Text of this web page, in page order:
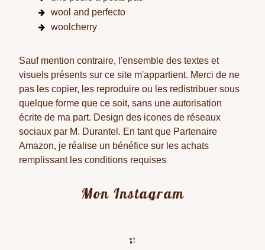
wool and perfecto
woolcherry
Sauf mention contraire, l'ensemble des textes et
visuels présents sur ce site m'appartient. Merci de ne
pas les copier, les reproduire ou les redistribuer sous
quelque forme que ce soit, sans une autorisation
écrite de ma part. Design des icones de réseaux
sociaux par M. Durantel. En tant que Partenaire
Amazon, je réalise un bénéfice sur les achats
remplissant les conditions requises
Mon Instagram